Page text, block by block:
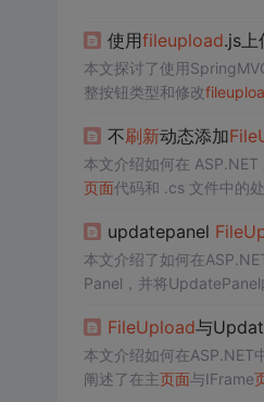
使用fileupload.js上
本文探讨了使用
整按钮类型和修改file
不刷新动态添加File
本文介绍如何在
页面代码和 .cs 文件中的处
updatepanel File
本文介绍了如何在
Panel，并将UpdatePanel
FileUpload与
本文介绍如何在ASP.NET
阐述了在主页面与IFrame